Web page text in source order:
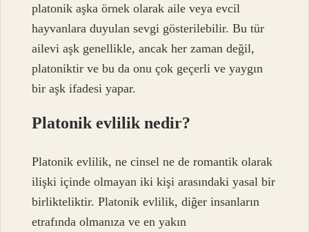
platonik aşka örnek olarak aile veya evcil
hayvanlara duyulan sevgi gösterilebilir. Bu tür
ailevi aşk genellikle, ancak her zaman değil,
platoniktir ve bu da onu çok geçerli ve yaygın
bir aşk ifadesi yapar.
Platonik evlilik nedir?
Platonik evlilik, ne cinsel ne de romantik olarak
ilişki içinde olmayan iki kişi arasındaki yasal bir
birlikteliktir. Platonik evlilik, diğer insanların
etrafında olmanıza ve en yakın